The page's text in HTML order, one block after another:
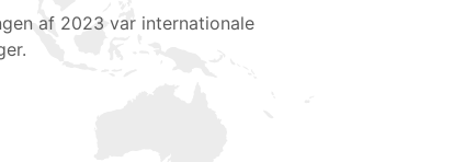
af 2023 var internationale